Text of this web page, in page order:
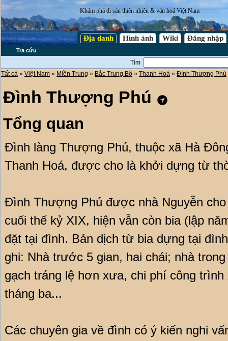
Khám phá di sản thiên nhiên & văn hoá Việt Nam
Địa danh Hình ảnh Wiki Đăng nhập
Tra cứu
Tìm
Tất cả » Việt Nam » Miền Trung » Bắc Trung Bộ » Thanh Hoá » Đình Thượng Phú
Đình Thượng Phú
Tổng quan
Đình làng Thượng Phú, thuộc xã Hà
Thanh Hoá, được cho là khởi dựng từ
Đình Thượng Phú được nhà Nguyễn
cuối thế kỷ XIX, hiện vẫn còn bia (lập
đặt tại đình. Bản dịch từ bia dựng tại
ghi: Nhà trước 5 gian, hai chái; nhà
gạch tráng lệ hơn xưa, chi phí công
tháng ba...
Các chuyên gia về đình có ý kiến nghi